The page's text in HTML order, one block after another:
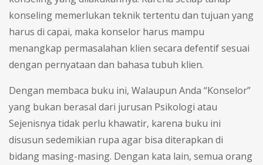
konseling memerlukan teknik tertentu dan tujuan yang
harus di capai, maka konselor harus mampu
menangkap permasalahan klien secara defentif sesuai
dengan pernyataan dan bahasa tubuh klien.
Dengan membaca buku ini, Walaupun Anda “Konselor”
yang bukan berasal dari jurusan Psikologi atau
Sejenisnya tidak perlu khawatir, karena buku ini
disusun sedemikian rupa agar bisa diterapkan di
bidang masing-masing. Dengan kata lain, semua orang